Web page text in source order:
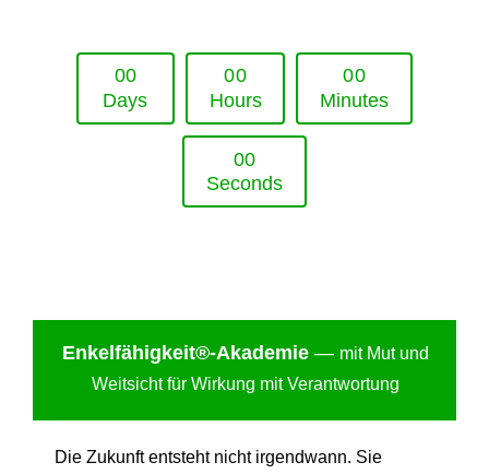
00
Days
00
Hours
00
Minutes
00
Seconds
Enkelfähigkeit®-Akademie — mit Mut und
Weitsicht für Wirkung mit Verantwortung
Die Zukunft entsteht nicht irgendwann. Sie